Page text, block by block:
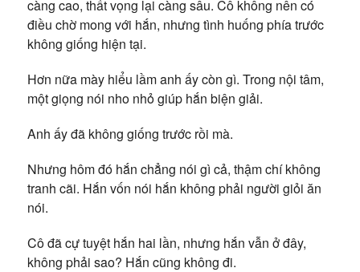
càng cao, thất vọng lại càng sâu. Cô không nên có
điều chờ mong với hắn, nhưng tình huống phía trước
không giống hiện tại.
Hơn nữa mày hiểu lầm anh ấy còn gì. Trong nội tâm,
một giọng nói nho nhỏ giúp hắn biện giải.
Anh ấy đã không giống trước rồi mà.
Nhưng hôm đó hắn chẳng nói gì cả, thậm chí không
tranh cãi. Hắn vốn nói hắn không phải người giỏi ăn
nói.
Cô đã cự tuyệt hắn hai lần, nhưng hắn vẫn ở đây,
không phải sao? Hắn cũng không đi.